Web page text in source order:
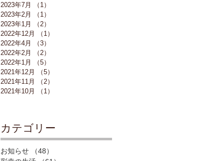
2023年7月
（1）
2023年2月
（1）
2023年1月
（2）
2022年12月
（1）
2022年4月
（3）
2022年2月
（2）
2022年1月
（5）
2021年12月
（5）
2021年11月
（2）
2021年10月
（1）
​カテゴリー
お知らせ （48）